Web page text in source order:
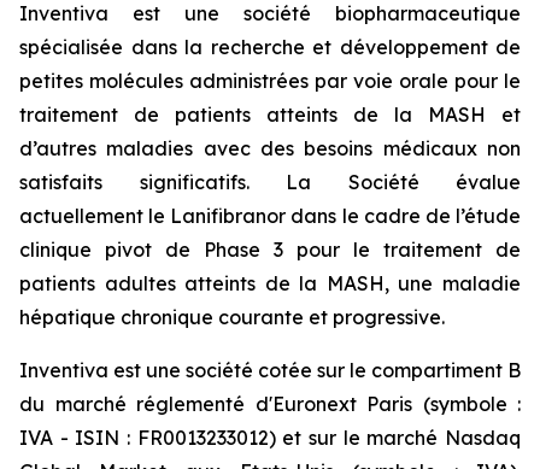
Inventiva est une société biopharmaceutique
spécialisée dans la recherche et développement de
petites molécules administrées par voie orale pour le
traitement de patients atteints de la MASH et
d’autres maladies avec des besoins médicaux non
satisfaits significatifs. La Société évalue
actuellement le Lanifibranor dans le cadre de l’étude
clinique pivot de Phase 3 pour le traitement de
patients adultes atteints de la MASH, une maladie
hépatique chronique courante et progressive.
Inventiva est une société cotée sur le compartiment B
du marché réglementé d'Euronext Paris (symbole :
IVA - ISIN : FR0013233012) et sur le marché Nasdaq